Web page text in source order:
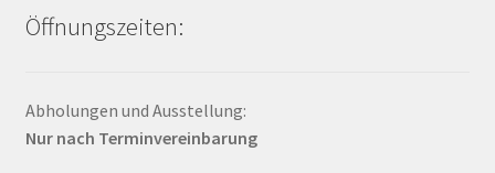
Öffnungszeiten:
Abholungen und Ausstellung:
Nur nach Terminvereinbarung